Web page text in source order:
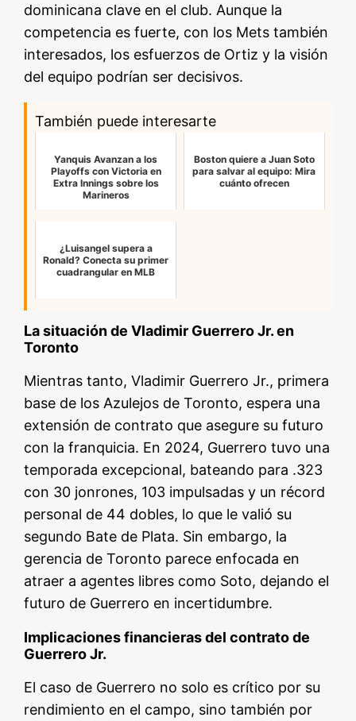
dominicana clave en el club. Aunque la
competencia es fuerte, con los Mets también
interesados, los esfuerzos de Ortiz y la visión
del equipo podrían ser decisivos.
También puede interesarte
Yanquis Avanzan a los
Playoffs con Victoria en
Extra Innings sobre los
Marineros
Boston quiere a Juan Soto
para salvar al equipo: Mira
cuánto ofrecen
¿Luisangel supera a
Ronald? Conecta su primer
cuadrangular en MLB
La situación de Vladimir Guerrero Jr. en
Toronto
Mientras tanto, Vladimir Guerrero Jr., primera
base de los Azulejos de Toronto, espera una
extensión de contrato que asegure su futuro
con la franquicia. En 2024, Guerrero tuvo una
temporada excepcional, bateando para .323
con 30 jonrones, 103 impulsadas y un récord
personal de 44 dobles, lo que le valió su
segundo Bate de Plata. Sin embargo, la
gerencia de Toronto parece enfocada en
atraer a agentes libres como Soto, dejando el
futuro de Guerrero en incertidumbre.
Implicaciones financieras del contrato de
Guerrero Jr.
El caso de Guerrero no solo es crítico por su
rendimiento en el campo, sino también por